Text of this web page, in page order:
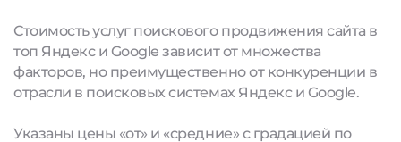
Стоимость услуг поискового продвижения сайта в
топ Яндекс и Google зависит от множества
факторов, но преимущественно от конкуренции в
отрасли в поисковых системах Яндекс и Google.
Указаны цены «от» и «средние» с градацией по